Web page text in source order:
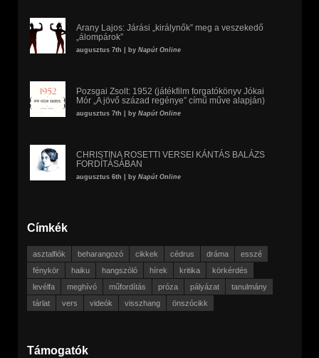
Arany Lajos: Járási „királynők” meg a veszekedő
„álompárok”
augusztus 7th | by Napút Online
Pozsgai Zsolt: 1952 (játékfilm forgatókönyv Jókai
Mór „A jövő század regénye” című műve alapján)
augusztus 7th | by Napút Online
CHRISTINA ROSETTI VERSEI KÁNTÁS BALÁZS
FORDÍTÁSÁBAN
augusztus 6th | by Napút Online
Címkék
asztalfiók beharangozó cikkek cédrus dráma
esszé
fénykör
haiku hangszóló hírek kritika
körkérdés
levélfa
meghívó műfordítás próza pályázat
tanulmány
tárlat
vers videók visszhang önszócikk
Támogatók